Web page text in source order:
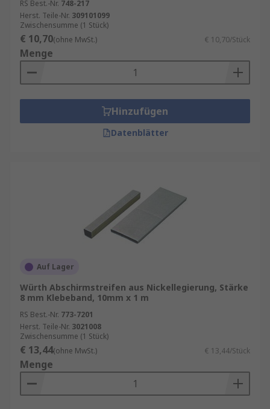
RS Best.-Nr. 748-217
Herst. Teile-Nr. 309101099
Zwischensumme (1 Stück)
€ 10,70(ohne MwSt.) € 10,70/Stück
Menge
Hinzufügen
Datenblätter
Auf Lager
Würth Abschirmstreifen aus Nickellegierung, Stärke
8 mm Klebeband, 10mm x 1 m
RS Best.-Nr. 773-7201
Herst. Teile-Nr. 3021008
Zwischensumme (1 Stück)
€ 13,44(ohne MwSt.) € 13,44/Stück
Menge